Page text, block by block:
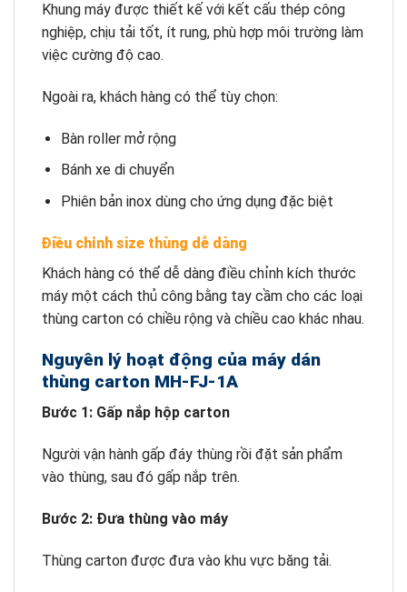
Khung máy được thiết kế với kết cấu thép công
nghiệp, chịu tải tốt, ít rung, phù hợp môi trường làm
việc cường độ cao.
Ngoài ra, khách hàng có thể tùy chọn:
Bàn roller mở rộng
Bánh xe di chuyển
Phiên bản inox dùng cho ứng dụng đặc biệt
Điều chỉnh size thùng dễ dàng
Khách hàng có thể dễ dàng điều chỉnh kích thước
máy một cách thủ công bằng tay cầm cho các loại
thùng carton có chiều rộng và chiều cao khác nhau.
Nguyên lý hoạt động của máy dán
thùng carton MH-FJ-1A
Bước 1: Gấp nắp hộp carton
Người vận hành gấp đáy thùng rồi đặt sản phẩm
vào thùng, sau đó gấp nắp trên.
Bước 2: Đưa thùng vào máy
Thùng carton được đưa vào khu vực băng tải.